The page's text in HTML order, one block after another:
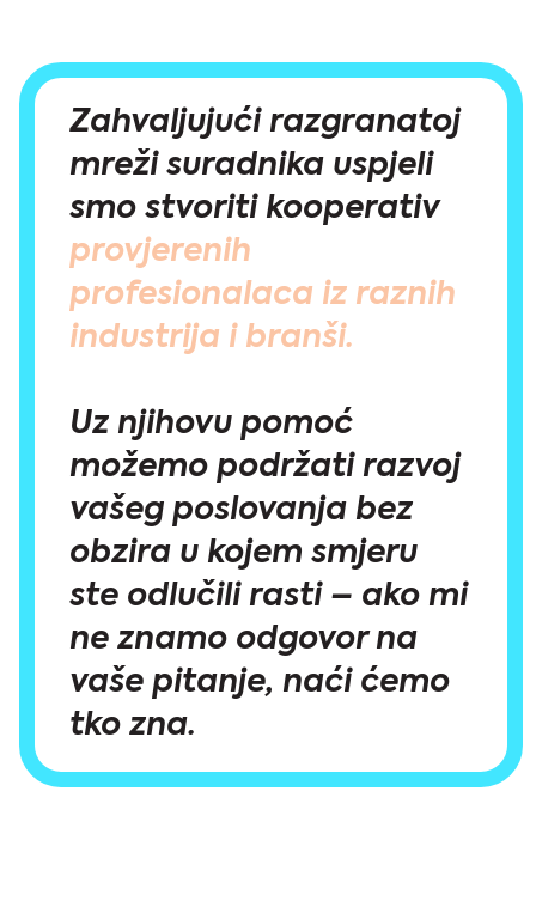
Zahvaljujući razgranatoj
mreži suradnika uspjeli
smo stvoriti kooperativ
provjerenih
profesionalaca iz raznih
industrija i branši.
Uz njihovu pomoć
možemo podržati razvoj
vašeg poslovanja bez
obzira u kojem smjeru
ste odlučili rasti – ako mi
ne znamo odgovor na
vaše pitanje, naći ćemo
tko zna.